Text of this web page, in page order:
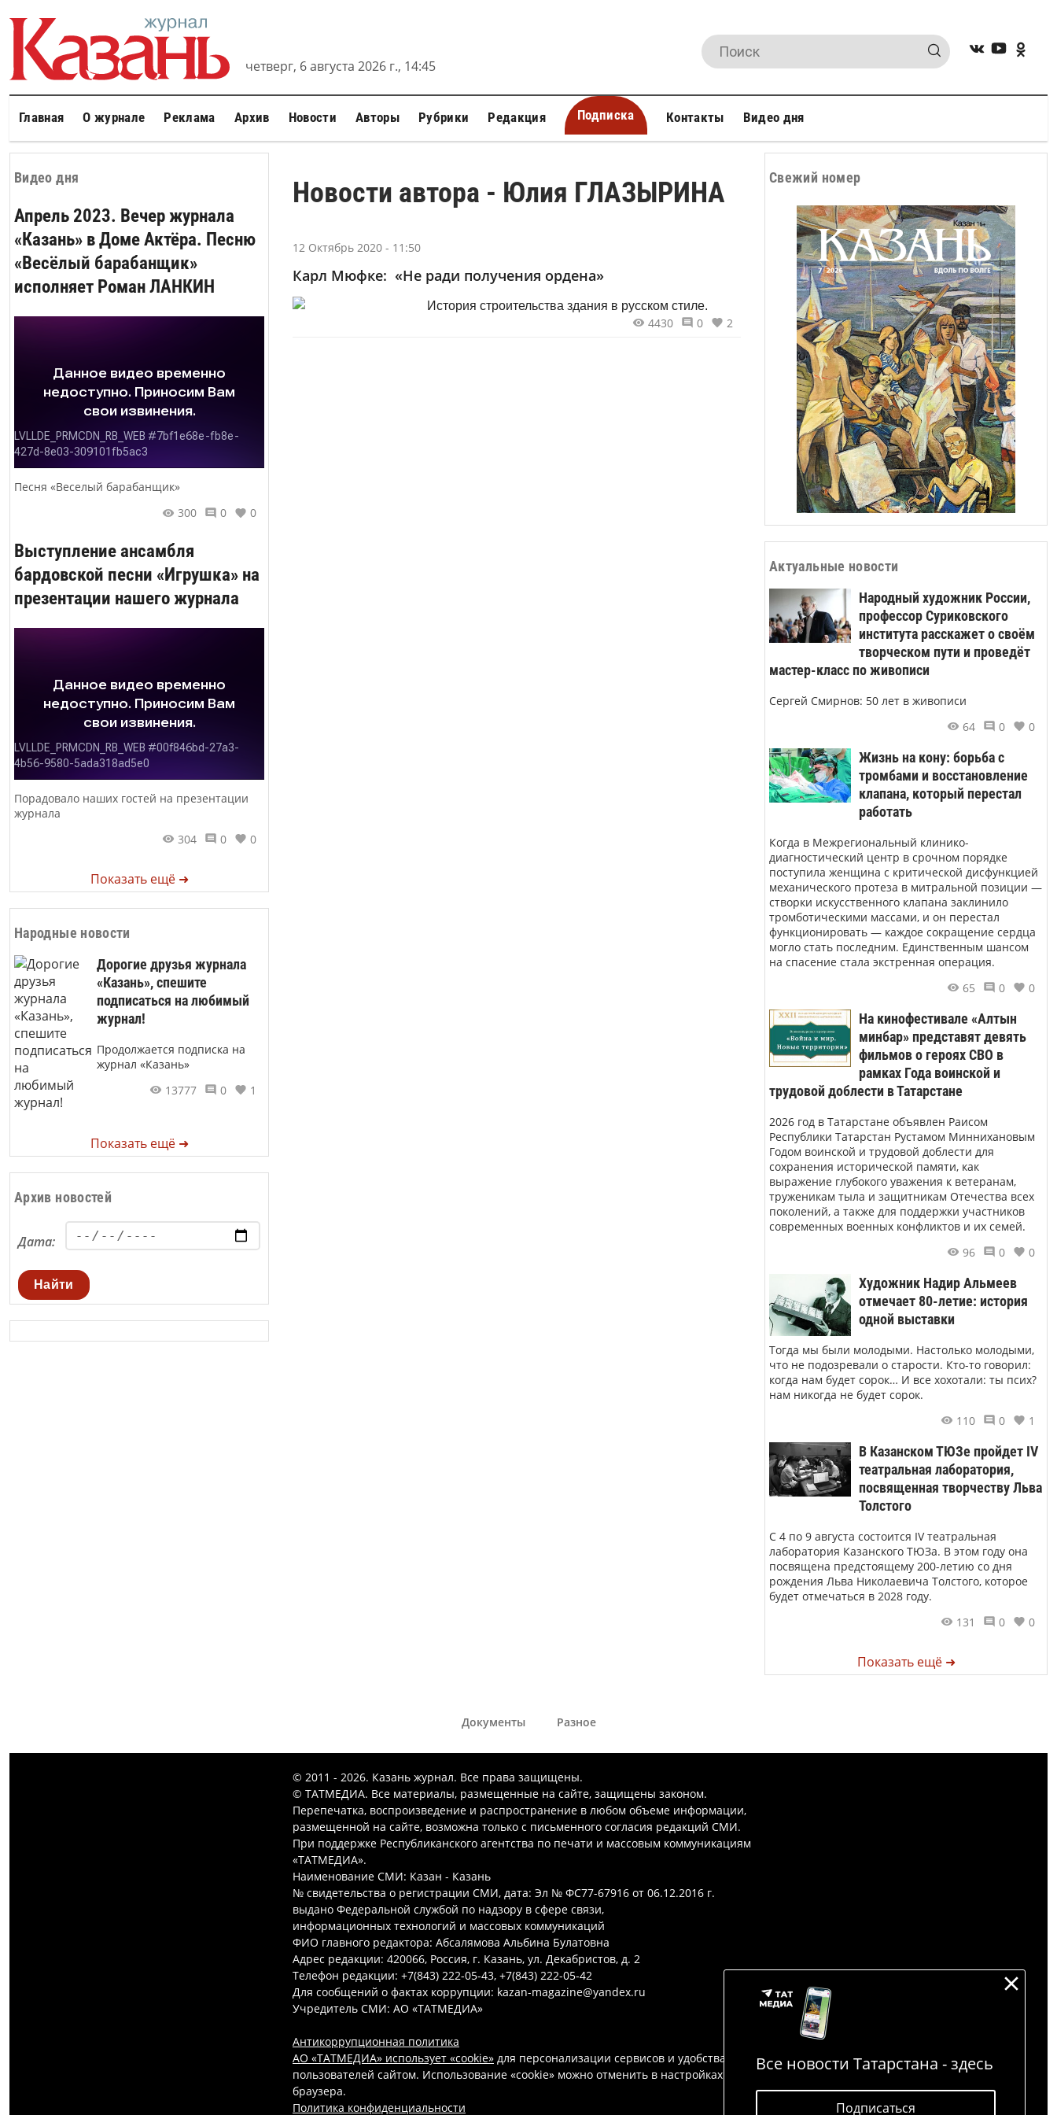
четверг, 6 августа 2026 г., 14:45
Главная О журнале Реклама Архив Новости Авторы Рубрики Редакция Подписка Контакты Видео дня
Видео дня
Апрель 2023. Вечер журнала
«Казань» в Доме Актёра. Песню
«Весёлый барабанщик»
исполняет Роман ЛАНКИН
Песня «Веселый барабанщик»
300
0 0
Выступление ансамбля
бардовской песни «Игрушка» на
презентации нашего журнала
Порадовало наших гостей на презентации
журнала
304
0 0
Показать ещё ➜
Народные новости
Дорогие друзья журнала
«Казань», спешите
подписаться на любимый
журнал!
Продолжается подписка на
журнал «Казань»
13777
0 1
Показать ещё ➜
Архив новостей
Дата:
Найти
Новости автора - Юлия ГЛАЗЫРИНА
12 Октябрь 2020 - 11:50
Карл Мюфке: «Не ради получения ордена»
История строительства здания в русском стиле.
4430 0 2
Свежий номер
Актуальные новости
Народный художник России,
профессор Суриковского
института расскажет о своём
творческом пути и проведёт
мастер-класс по живописи
Сергей Смирнов: 50 лет в живописи
64
0 0
Жизнь на кону: борьба с
тромбами и восстановление
клапана, который перестал
работать
Когда в Межрегиональный клинико-
диагностический центр в срочном порядке
поступила женщина с критической дисфункцией
механического протеза в митральной позиции —
створки искусственного клапана заклинило
тромботическими массами, и он перестал
функционировать — каждое сокращение сердца
могло стать последним. Единственным шансом
на спасение стала экстренная операция.
65
0 0
На кинофестивале «Алтын
минбар» представят девять
фильмов о героях СВО в
рамках Года воинской и
трудовой доблести в Татарстане
2026 год в Татарстане объявлен Раисом
Республики Татарстан Рустамом Миннихановым
Годом воинской и трудовой доблести для
сохранения исторической памяти, как
выражение глубокого уважения к ветеранам,
труженикам тыла и защитникам Отечества всех
поколений, а также для поддержки участников
современных военных конфликтов и их семей.
96
0 0
Художник Надир Альмеев
отмечает 80-летие: история
одной выставки
Тогда мы были молодыми. Настолько молодыми,
что не подозревали о старости. Кто-то говорил:
когда нам будет сорок… И все хохотали: ты псих?
нам никогда не будет сорок.
110
0 1
В Казанском ТЮЗе пройдет IV
театральная лаборатория,
посвященная творчеству Льва
Толстого
С 4 по 9 августа состоится IV театральная
лаборатория Казанского ТЮЗа. В этом году она
посвящена предстоящему 200-летию со дня
рождения Льва Николаевича Толстого, которое
будет отмечаться в 2028 году.
131
0 0
Показать ещё ➜
Все новости Татарстана - здесь
Подписаться
Документы Разное
© 2011 - 2026. Казань журнал. Все права защищены.
© ТАТМЕДИА. Все материалы, размещенные на сайте, защищены законом.
Перепечатка, воспроизведение и распространение в любом объеме информации,
размещенной на сайте, возможна только с письменного согласия редакций СМИ.
При поддержке Республиканского агентства по печати и массовым коммуникациям
«ТАТМЕДИА».
Наименование СМИ: Казан - Казань
№ свидетельства о регистрации СМИ, дата: Эл № ФС77-67916 от 06.12.2016 г.
выдано Федеральной службой по надзору в сфере связи,
информационных технологий и массовых коммуникаций
ФИО главного редактора: Абсалямова Альбина Булатовна
Адрес редакции: 420066, Россия, г. Казань, ул. Декабристов, д. 2
Телефон редакции: +7(843) 222-05-43, +7(843) 222-05-42
Для сообщений о фактах коррупции: kazan-magazine@yandex.ru
Учредитель СМИ: АО «ТАТМЕДИА»
Антикоррупционная политика
АО «ТАТМЕДИА» использует «cookie» для персонализации сервисов и удобства
пользователей сайтом. Использование «cookie» можно отменить в настройках
браузера.
Политика конфиденциальности